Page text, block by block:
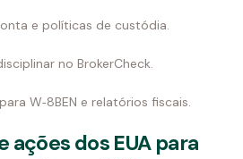
e políticas de custódia.
no BrokerCheck.
W‑8BEN e relatórios fiscais.
ações dos EUA para